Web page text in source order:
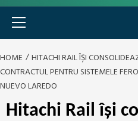
Primary
Menu
HOME
HITACHI RAIL ÎȘI
CONTRACTUL PENTRU SISTEMELE
NUEVO LAREDO
Hitachi Rail își